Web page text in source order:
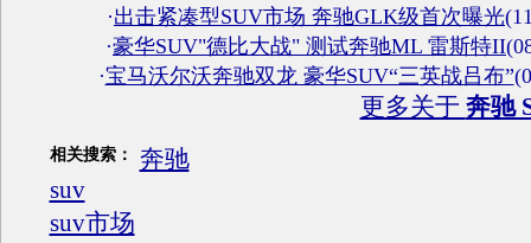
·出击紧凑型SUV市场 奔驰GLK级首次曝光
·豪华SUV"德比大战" 测试奔驰ML 雷斯特II
·宝马沃尔沃奔驰双龙 豪华SUV“三英战吕布”
更多关于 奔驰
相关搜索：
奔驰
suv
suv市场